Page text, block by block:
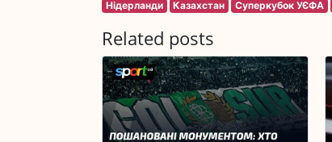
Нідерланди
Казахстан Суперкубок УЄФА
Related posts